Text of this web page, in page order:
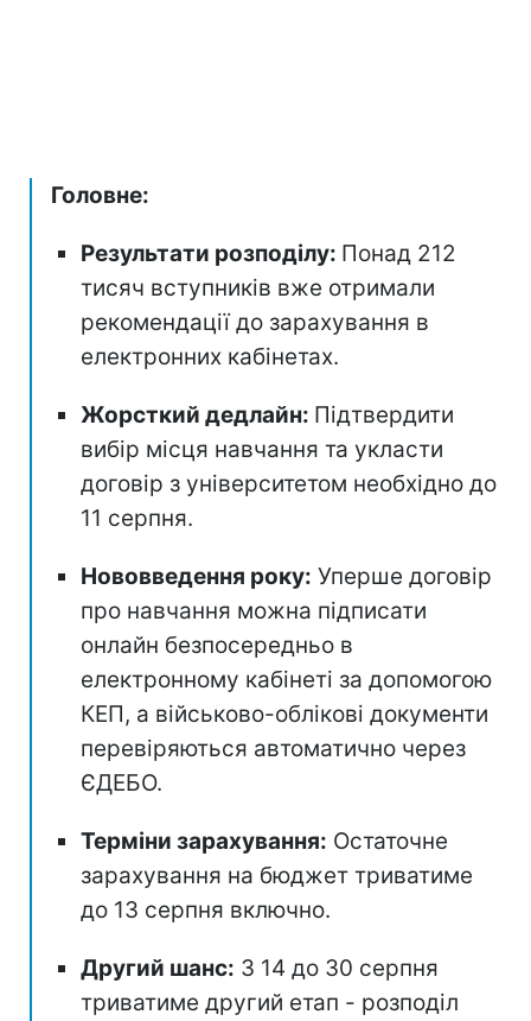
Головне:
Результати розподілу: Понад 212
тисяч вступників вже отримали
рекомендації до зарахування в
електронних кабінетах.
Жорсткий дедлайн: Підтвердити
вибір місця навчання та укласти
договір з університетом необхідно до
11 серпня.
Нововведення року: Уперше договір
про навчання можна підписати
онлайн безпосередньо в
електронному кабінеті за допомогою
КЕП, а військово-облікові документи
перевіряються автоматично через
ЄДЕБО.
Терміни зарахування: Остаточне
зарахування на бюджет триватиме
до 13 серпня включно.
Другий шанс: З 14 до 30 серпня
триватиме другий етап - розподіл